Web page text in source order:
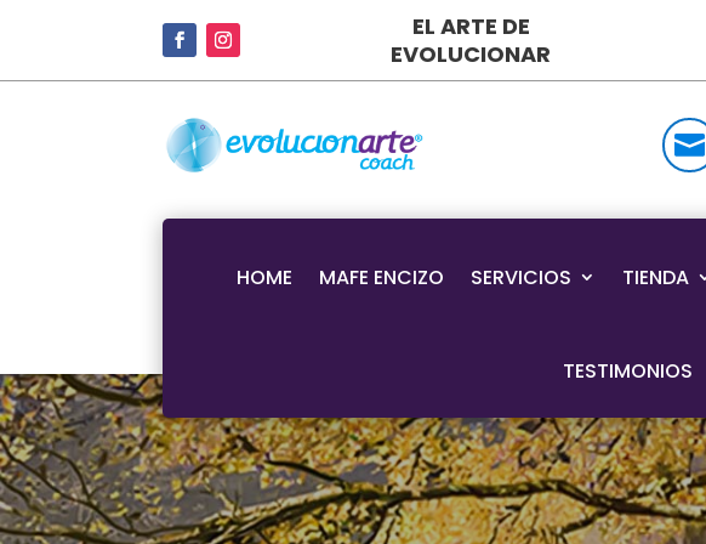
EL ARTE DE
EVOLUCIONAR

HOME MAFE ENCIZO SERVICIOS TIENDA
TESTIMONIOS